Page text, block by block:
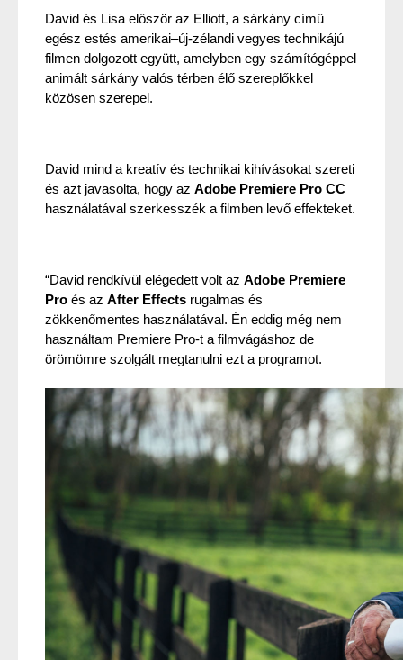
David és Lisa először az Elliott, a sárkány című
egész estés amerikai–új-zélandi vegyes technikájú
filmen dolgozott együtt, amelyben egy számítógéppel
animált sárkány valós térben élő szereplőkkel
közösen szerepel.
David mind a kreatív és technikai kihívásokat szereti
és azt javasolta, hogy az Adobe Premiere Pro CC
használatával szerkesszék a filmben levő effekteket.
“David rendkívül elégedett volt az Adobe Premiere
Pro és az After Effects rugalmas és
zökkenőmentes használatával. Én eddig még nem
használtam Premiere Pro-t a filmvágáshoz de
örömömre szolgált megtanulni ezt a programot.